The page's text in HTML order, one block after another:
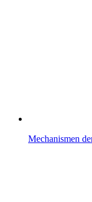
Mechanismen